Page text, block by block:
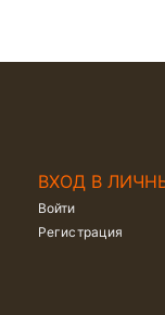
ВХОД В
Войти
Регистрация